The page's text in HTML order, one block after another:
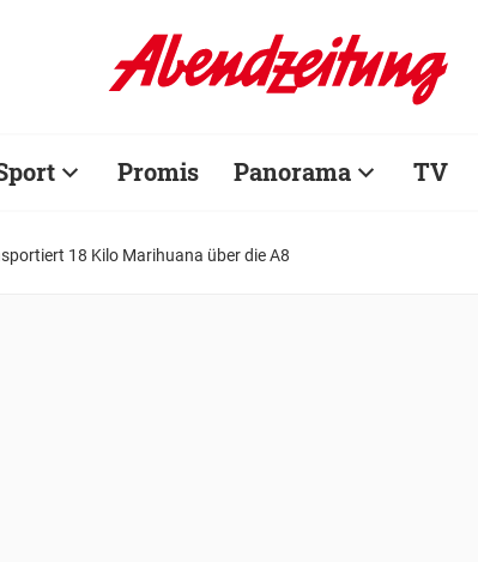
Promis Panorama TV
18 Kilo Marihuana über die A8